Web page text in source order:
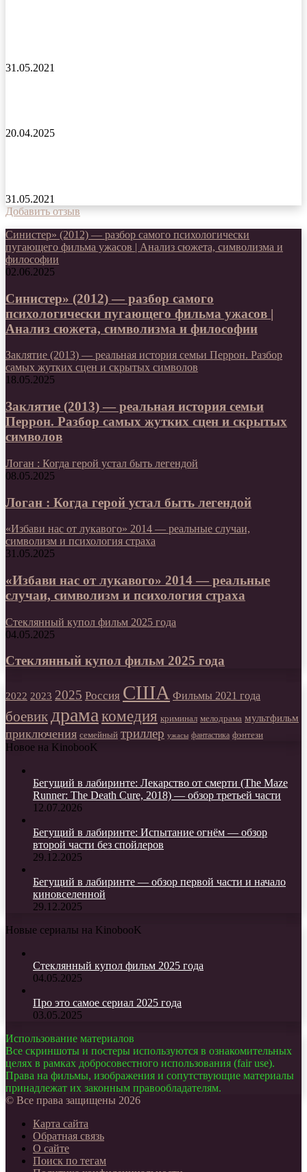
31.05.2021
20.04.2025
31.05.2021
Добавить отзыв
Синистер» (2012) — разбор самого психологически
пугающего фильма ужасов | Анализ сюжета, символизма и
философии
02.06.2025
Синистер» (2012) — разбор самого
психологически пугающего фильма ужасов |
Анализ сюжета, символизма и философии
Заклятие (2013) — реальная история семьи Перрон. Разбор
самых жутких сцен и скрытых символов
18.05.2025
Заклятие (2013) — реальная история семьи
Перрон. Разбор самых жутких сцен и скрытых
символов
Логан : Когда герой устал быть легендой
08.05.2025
Логан : Когда герой устал быть легендой
«Избави нас от лукавого» 2014 — реальные случаи,
символизм и психология страха
31.05.2025
«Избави нас от лукавого» 2014 — реальные
случаи, символизм и психология страха
Стеклянный купол фильм 2025 года
04.05.2025
Стеклянный купол фильм 2025 года
2022 2023 2025 Россия США Фильмы 2021 года
боевик драма комедия криминал мелодрама мультфильм
приключения семейный триллер ужасы фантастика фэнтези
Новое на KinobooK
Бегущий в лабиринте: Лекарство от смерти (The Maze
Runner: The Death Cure, 2018) — обзор третьей части
12.07.2026
Бегущий в лабиринте: Испытание огнём — обзор
второй части без спойлеров
29.12.2025
Бегущий в лабиринте — обзор первой части и начало
киновселенной
29.12.2025
Новые сериалы на KinobooK
Стеклянный купол фильм 2025 года
04.05.2025
Про это самое сериал 2025 года
03.05.2025
Использование материалов
Все скриншоты и постеры используются в ознакомительных
целях в рамках добросовестного использования (fair use).
Права на фильмы, изображения и сопутствующие материалы
принадлежат их законным правообладателям.
© Все права защищены 2026
Карта сайта
Обратная связь
О сайте
Поиск по тегам